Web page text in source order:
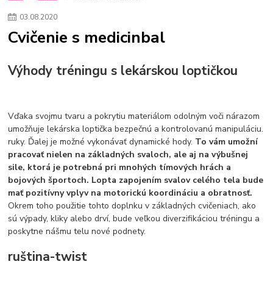
03.08.2020
Cvičenie s medicinbal
Výhody tréningu s lekárskou loptičkou
Vďaka svojmu tvaru a pokrytiu materiálom odolným voči nárazom
umožňuje lekárska loptička bezpečnú a kontrolovanú manipuláciu.
ruky. Ďalej je možné vykonávať dynamické hody. To vám umožní
pracovať nielen na základných svaloch, ale aj na výbušnej
sile, ktorá je potrebná pri mnohých tímových hrách a
bojových športoch. Lopta zapojením svalov celého tela bude
mať pozitívny vplyv na motorickú koordináciu a obratnosť.
Okrem toho použitie tohto doplnku v základných cvičeniach, ako
sú výpady, kliky alebo drví, bude veľkou diverzifikáciou tréningu a
poskytne nášmu telu nové podnety.
ruština-twist